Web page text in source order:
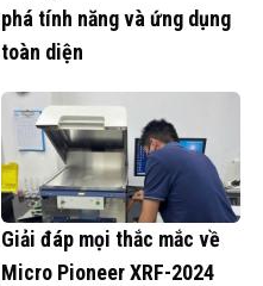
phá tính năng và ứng dụng
toàn diện
Giải đáp mọi thắc mắc về
Micro Pioneer XRF-2024